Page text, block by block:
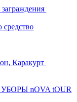
Каракурт
nOVA tOUR